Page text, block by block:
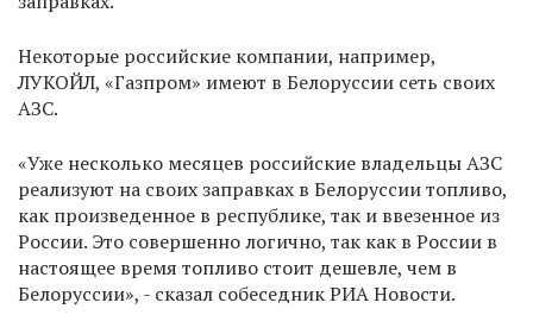
Некоторые российские компании, например,
ЛУКОЙЛ, «Газпром» имеют в Белоруссии сеть своих
АЗС.
«Уже несколько месяцев российские владельцы АЗС
реализуют на своих заправках в Белоруссии топливо,
как произведенное в республике, так и ввезенное из
России. Это совершенно логично, так как в России в
настоящее время топливо стоит дешевле, чем в
Белоруссии», - сказал собеседник РИА Новости.